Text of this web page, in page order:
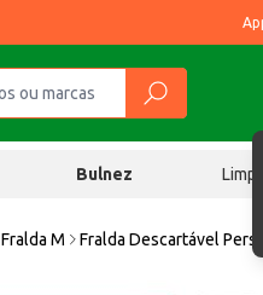
Bulnez
Fralda M Fralda Descartável